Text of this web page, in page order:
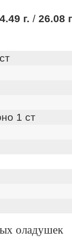
4.49 г. / 26.08
1 ст
оладушек